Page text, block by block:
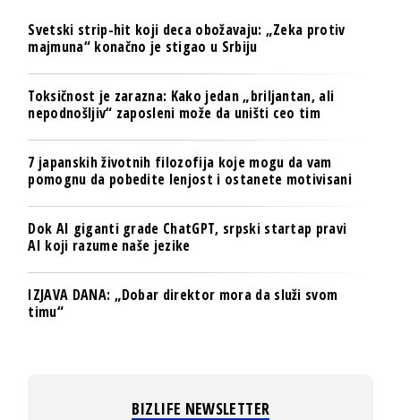
Svetski strip-hit koji deca obožavaju: „Zeka protiv
majmuna“ konačno je stigao u Srbiju
Toksičnost je zarazna: Kako jedan „briljantan, ali
nepodnošljiv“ zaposleni može da uništi ceo tim
7 japanskih životnih filozofija koje mogu da vam
pomognu da pobedite lenjost i ostanete motivisani
Dok AI giganti grade ChatGPT, srpski startap pravi
AI koji razume naše jezike
IZJAVA DANA: „Dobar direktor mora da služi svom
timu“
BIZLIFE NEWSLETTER